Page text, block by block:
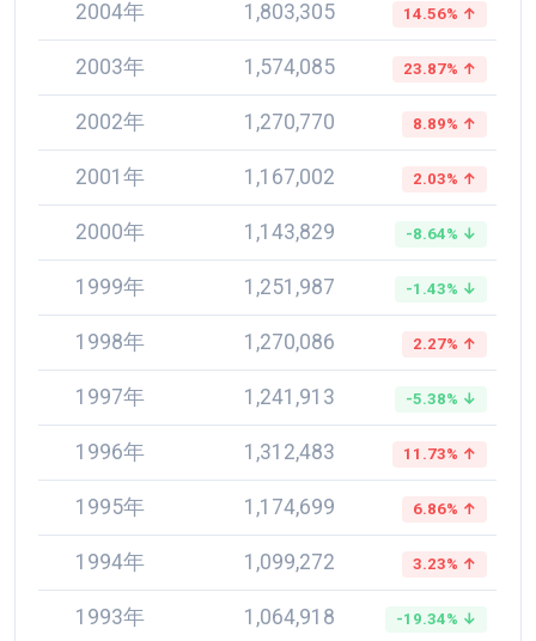
2004年 1,803,305 14.56% ↑
2003年 1,574,085 23.87% ↑
2002年 1,270,770 8.89% ↑
2001年 1,167,002 2.03% ↑
2000年 1,143,829 -8.64% ↓
1999年 1,251,987 -1.43% ↓
1998年 1,270,086 2.27% ↑
1997年 1,241,913 -5.38% ↓
1996年 1,312,483 11.73% ↑
1995年 1,174,699 6.86% ↑
1994年 1,099,272 3.23% ↑
1993年 1,064,918 -19.34% ↓